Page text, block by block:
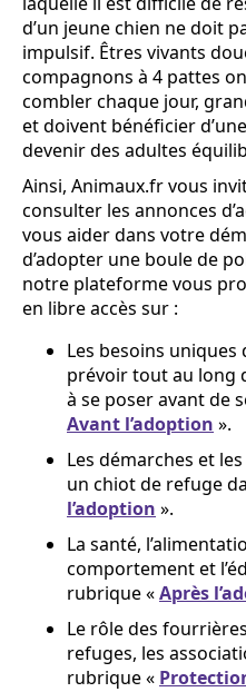
d’un jeune chien ne doit
impulsif. Êtres vivants
compagnons à 4 pattes
combler chaque jour,
et doivent bénéficier
devenir des adultes
Ainsi, Animaux.fr vous
consulter les annonces
vous aider dans votre
d’adopter une boule de
notre plateforme vous
en libre accès sur :
Les besoins uniques
prévoir tout au long
à se poser avant de
Avant l’adoption ».
Les démarches et
un chiot de refuge
l’adoption ».
La santé,
comportement et
rubrique «Après
Le rôle des
refuges, les
rubrique «